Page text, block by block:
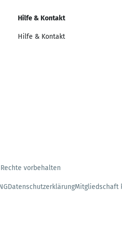
Hilfe & Kontakt
Hilfe & Kontakt
vorbehalten
DatenschutzerklärungMitgliedschaft